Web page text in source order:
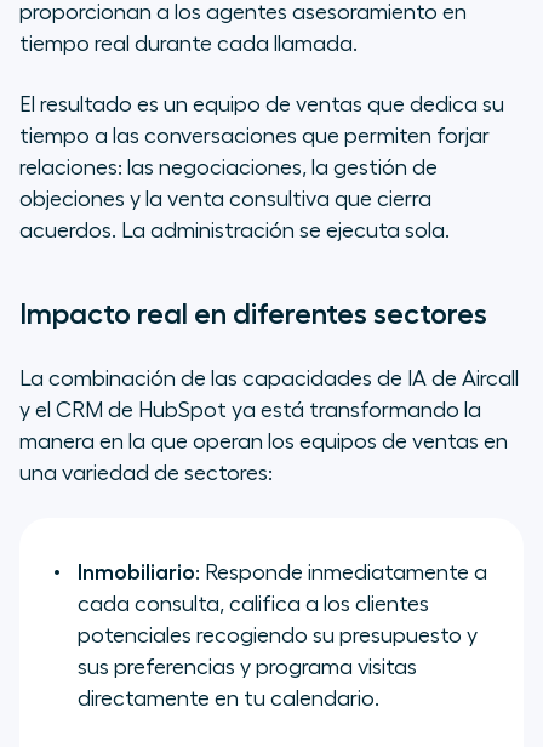
proporcionan a los agentes asesoramiento en
tiempo real durante cada llamada.
El resultado es un equipo de ventas que dedica su
tiempo a las conversaciones que permiten forjar
relaciones: las negociaciones, la gestión de
objeciones y la venta consultiva que cierra
acuerdos. La administración se ejecuta sola.
Impacto real en diferentes sectores
La combinación de las capacidades de IA de Aircall
y el CRM de HubSpot ya está transformando la
manera en la que operan los equipos de ventas en
una variedad de sectores:
Inmobiliario: Responde inmediatamente a
cada consulta, califica a los clientes
potenciales recogiendo su presupuesto y
sus preferencias y programa visitas
directamente en tu calendario.